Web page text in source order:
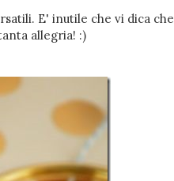
E' inutile che vi dica che
allegria! :)